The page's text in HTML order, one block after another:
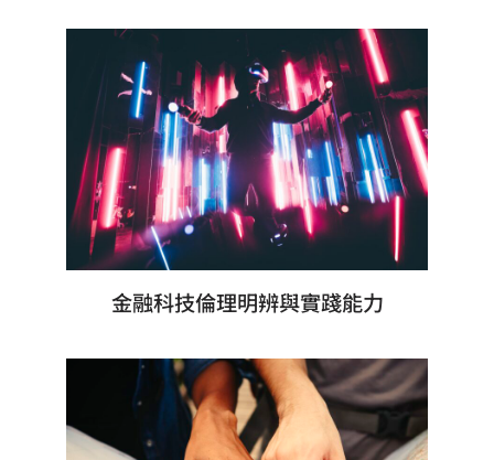
金融科技倫理明辨與實踐能力